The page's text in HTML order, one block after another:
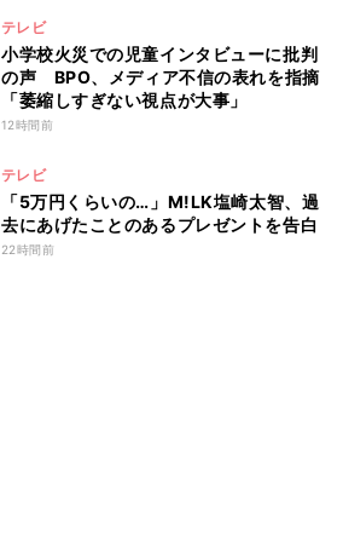
テレビ
小学校火災での児童インタビューに批判
の声 BPO、メディア不信の表れを指摘
「萎縮しすぎない視点が大事」
12時間前
テレビ
「5万円くらいの…」M!LK塩崎太智、過
去にあげたことのあるプレゼントを告白
22時間前